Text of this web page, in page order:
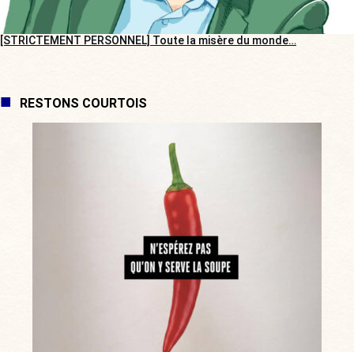
[STRICTEMENT PERSONNEL] Toute la misère du monde…
RESTONS COURTOIS